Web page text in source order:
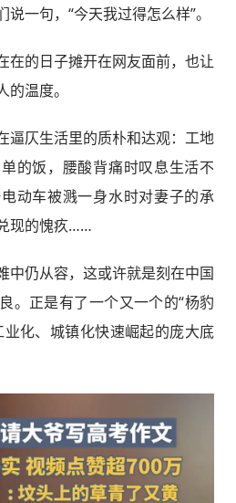
一句，“今天我过得怎么样”。
在的日子摊开在网友面前，也让
温度。
逼仄生活里的质朴和达观：工地
的饭，腰酸背痛时叹息生活不
动车被溅一身水时对妻子的承
现的愧疚……
中仍从容，这或许就是刻在中国
。正是有了一个又一个的“杨豹
化、城镇化快速崛起的庞大底